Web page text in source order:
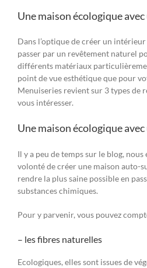
Une maison écologique
Dans l’optique de créer un
passer par un revêtement naturel
différents matériaux
point de vue esthétique que pour
Menuiseries revient sur 3 types de
vous intéresser.
Une maison écologique
Il y a peu de temps sur le blog, nous
volonté de créer une maison auto-
rendre la plus saine possible en
substances chimiques.
Pour y parvenir, vous pouvez
– les fibres naturelles
Ecologiques, elles sont issues de